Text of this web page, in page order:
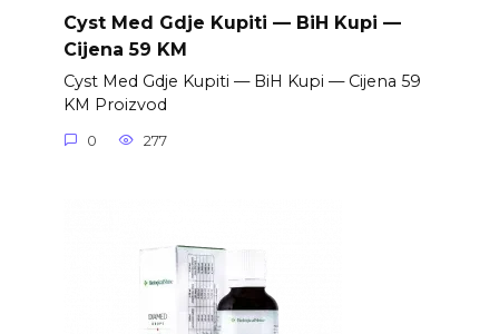
Cyst Med Gdje Kupiti — BiH Kupi —
Cijena 59 KM
Cyst Med Gdje Kupiti — BiH Kupi — Cijena 59
KM Proizvod
0 277